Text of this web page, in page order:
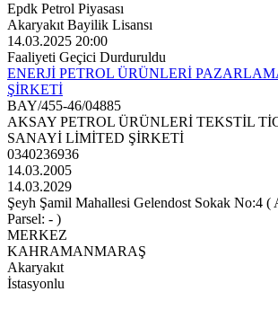
Epdk Petrol Piyasası
Akaryakıt Bayilik Lisansı
14.03.2025 20:00
Faaliyeti Geçici Durduruldu
ENERJİ PETROL ÜRÜNLERİ
ŞİRKETİ
BAY/455-46/04885
AKSAY PETROL ÜRÜNLERİ TEKSTİL
SANAYİ LİMİTED ŞİRKETİ
0340236936
14.03.2005
14.03.2029
Şeyh Şamil Mahallesi Gelendost Sokak No:4 (
Parsel: - )
MERKEZ
KAHRAMANMARAŞ
Akaryakıt
İstasyonlu